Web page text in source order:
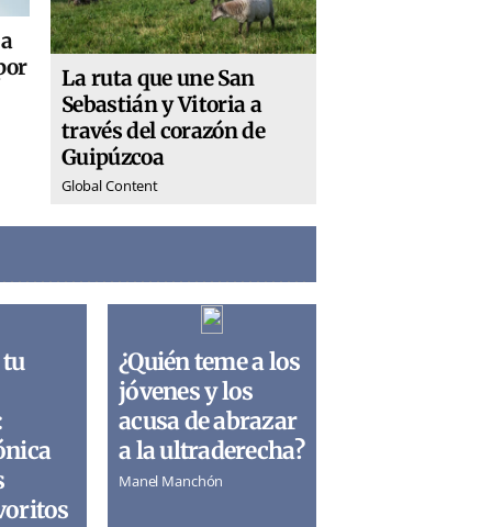
La ruta que une San
Sebastián y Vitoria a
través del corazón de
Guipúzcoa
Global Content
¿Quién teme a los
jóvenes y los
acusa de abrazar
a la ultraderecha?
Manel Manchón